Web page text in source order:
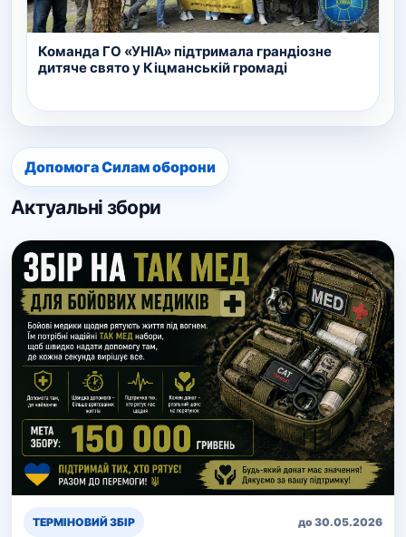
Команда ГО «УНІА» підтримала грандіозне
дитяче свято у Кіцманській громаді
Допомога Силам оборони
Актуальні збори
ТЕРМІНОВИЙ ЗБІР до 30.05.2026